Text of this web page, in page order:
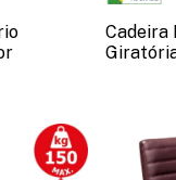
Cadeira